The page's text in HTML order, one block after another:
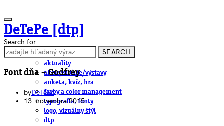
DeTePe [dtp]
ČLÁNKY
aktuality
akcie/súťaže/výstavy
anketa, kvíz, hra
farby a color management
typografia, fonty
logo, vizuálny štýl
dtp
Search for:
SEARCH
Font dňa – Godfrey
byDeTePe
13. novembra 2015